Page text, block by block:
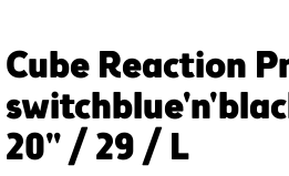
Cube Reaction
20" / 29 / L